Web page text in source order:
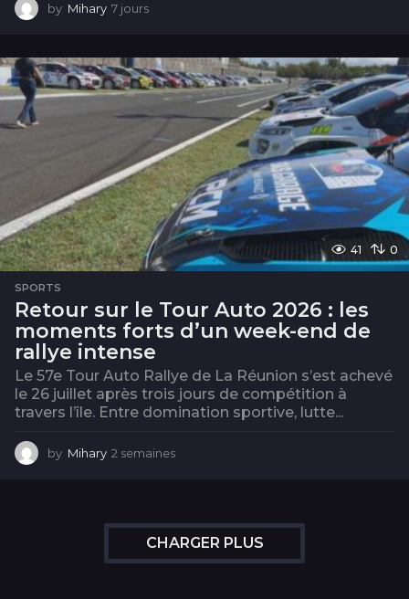
by Mihary 7 jours
u
r
s
41 0
SPORTS
Retour sur le Tour Auto 2026 : les
moments forts d’un week-end de
rallye intense
Le 57e Tour Auto Rallye de La Réunion s’est achevé
le 26 juillet après trois jours de compétition à
travers l’île. Entre domination sportive, lutte...
by Mihary 2 semaines
a
i
n
CHARGER PLUS